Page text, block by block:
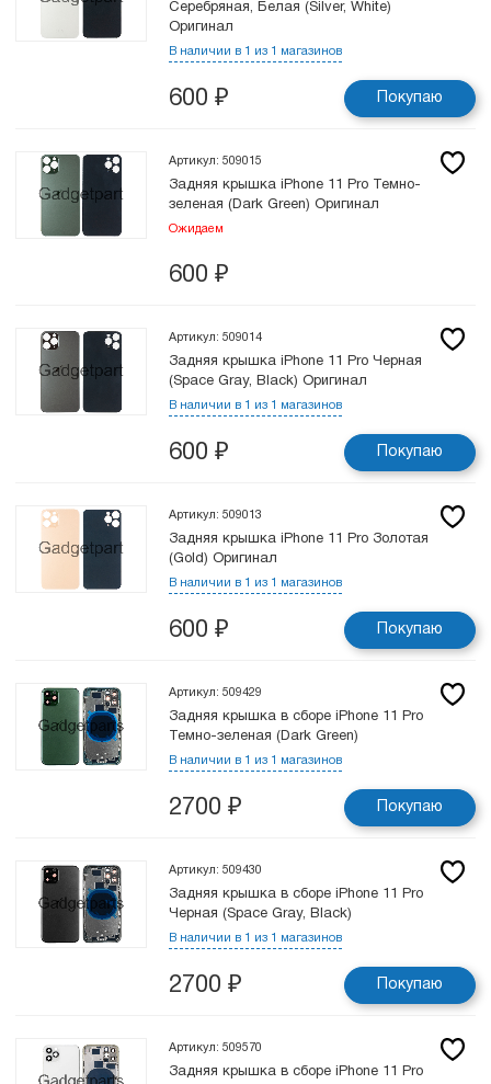
Серебряная, Белая (Silver, White)
Оригинал
В наличии в 1 из 1 магазинов
600 ₽ Покупаю
Артикул: 509015
Задняя крышка iPhone 11 Pro Темно-
зеленая (Dark Green) Оригинал
Ожидаем
600 ₽
Артикул: 509014
Задняя крышка iPhone 11 Pro Черная
(Space Gray, Black) Оригинал
В наличии в 1 из 1 магазинов
600 ₽ Покупаю
Артикул: 509013
Задняя крышка iPhone 11 Pro Золотая
(Gold) Оригинал
В наличии в 1 из 1 магазинов
600 ₽ Покупаю
Артикул: 509429
Задняя крышка в сборе iPhone 11 Pro
Темно-зеленая (Dark Green)
В наличии в 1 из 1 магазинов
2700 ₽ Покупаю
Артикул: 509430
Задняя крышка в сборе iPhone 11 Pro
Черная (Space Gray, Black)
В наличии в 1 из 1 магазинов
2700 ₽ Покупаю
Артикул: 509570
Задняя крышка в сборе iPhone 11 Pro